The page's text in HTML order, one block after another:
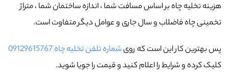
هزینه تخلیه چاه بر اساس مسافت شما ، اندازه ساختمان شما ، متراژ
تخمینی چاه فاضلاب و سال جاری و عوامل دیگر متفاوت است.
پس بهترین کار این است که رویشماره تلفن تخلیه چاه 09129615767
کلیک کرده و شرایط را اعلام کنید و قیمت را جویا شوید.